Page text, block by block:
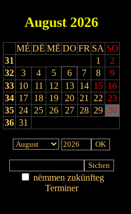
August 2026
MÉ DË MË DO FR SA SO
31
1
2
32
3 4 5 6 7 8
9
33 10 11 12 13 14 15 16
34 17 18 19 20 21 22 23
35 24 25 26 27 28 29 30
36 31
nëmmen zukünfteg
Terminer